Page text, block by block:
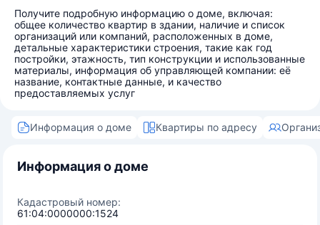
Получите подробную информацию о доме, включая:
общее количество квартир в здании, наличие и список
организаций или компаний, расположенных в доме,
детальные характеристики строения, такие как год
постройки, этажность, тип конструкции и использованные
материалы, информация об управляющей компании: её
название, контактные данные, и качество
предоставляемых услуг
Информация о доме Квартиры по адресу
Информация о доме
Кадастровый номер:
61:04:0000000:1524